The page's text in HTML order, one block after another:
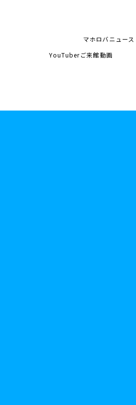
マホロバニュース
YouTuberご来館動画